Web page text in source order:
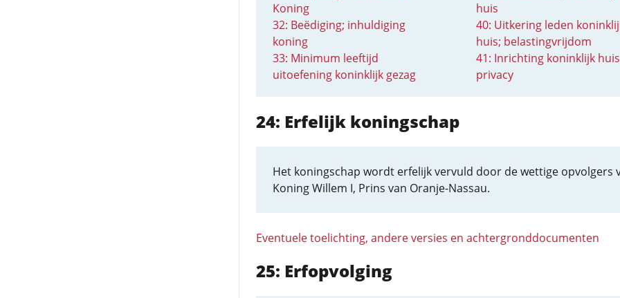
Koning
32: Beëdiging; inhuldiging
koning
33: Minimum leeftijd
uitoefening koninklijk gezag
huis
40: Uitkering leden
huis; belastingvrijdom
41: Inrichting koninklijk
privacy
24: Erfelijk koningschap
Het koningschap wordt erfelijk vervuld door de wettige opvolgers
Koning Willem I, Prins van Oranje-Nassau.
Eventuele toelichting, andere versies en achtergronddocumenten
25: Erfopvolging